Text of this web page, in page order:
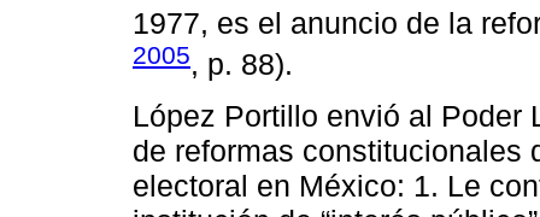
1977, es el anuncio de la
2005, p. 88).
López Portillo envió al Poder
de reformas constitucionales
electoral en México: 1. Le